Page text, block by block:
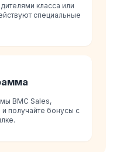
класса или
специальные
BMC Sales,
получайте бонусы с